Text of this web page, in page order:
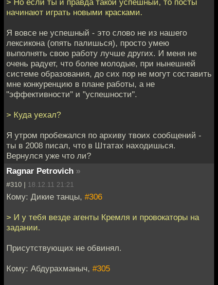
> Но если ты и правда такой успешный, то посты
начинают играть новыми красками.
Я вовсе не успешный - это слово не из нашего
лексикона (опять палишься), просто умею
выполнять свою работу лучше других. И меня не
очень радует, что более молодые, при нынешней
системе образования, до сих пор не могут составить
мне конкуренцию в плане работы, а не
"эффективности" и "успешности".
> Куда уехал?
Я утром пробежался по архиву твоих сообщений -
ты в 2008 писал, что в Штатах находишься.
Вернулся уже что ли?
Ragnar Petrovich »
#310 | 18.12.11 21:21
Кому: Дикие танцы, #306
> И у тебя везде агенты Кремля и провокаторы на
задании.
Присутствующих не обвинял.
Кому: Абдурахманыч, #305